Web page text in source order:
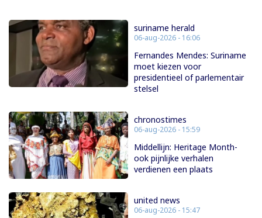
suriname herald
06-aug-2026 - 16:06
Fernandes Mendes: Suriname
moet kiezen voor
presidentieel of parlementair
stelsel
chronostimes
06-aug-2026 - 15:59
Middellijn: Heritage Month-
ook pijnlijke verhalen
verdienen een plaats
united news
06-aug-2026 - 15:47